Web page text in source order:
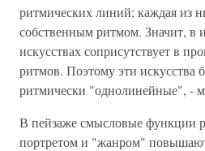
ритмических линий; каждая из
собственным ритмом. Значит, в
искусствах соприсутствует в
ритмов. Поэтому эти искусства
ритмически "однолинейные", -
В пейзаже смысловые функции
портретом и "жанром"